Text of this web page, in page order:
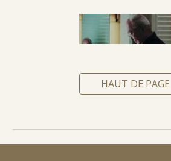
HAUT DE PAGE